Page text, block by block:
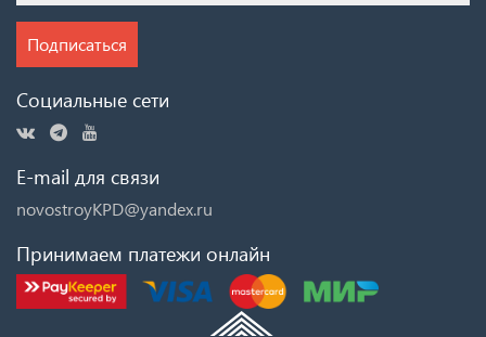
Подписаться
Социальные сети
E-mail для связи
novostroyKPD@yandex.ru
Принимаем платежи онлайн